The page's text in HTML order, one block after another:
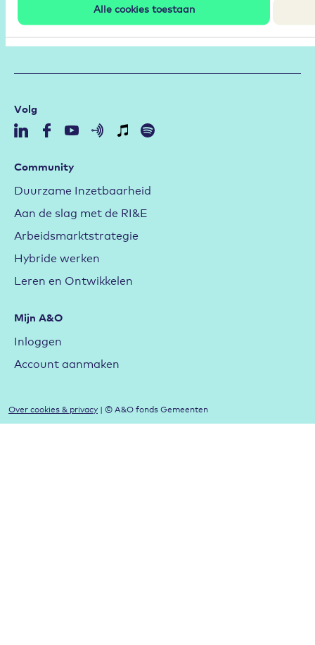
Alle cookies toestaan
Volg
Community
Duurzame Inzetbaarheid
Aan de slag met de RI&E
Arbeidsmarktstrategie
Hybride werken
Leren en Ontwikkelen
Mijn A&O
Inloggen
Account aanmaken
Over cookies & privacy | © A&O fonds Gemeenten